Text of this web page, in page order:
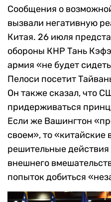
Сообщения о
вызвали негативную
Китая. 26 июля
обороны КНР Тань
армия «не будет
Пелоси посетит
Он также сказал, что
придерживаться
Если же Вашингтон
своем», то
решительные
внешнего
попыток добиться